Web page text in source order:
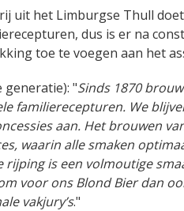
uit het Limburgse Thull
dus is er na
toe te voegen aan het
generatie): "Sinds 1870
familierecepturen. We
aan. Het brouwen
waarin alle smaken
rijping is een volmoutige
voor ons Blond Bier dan
vakjury’s."